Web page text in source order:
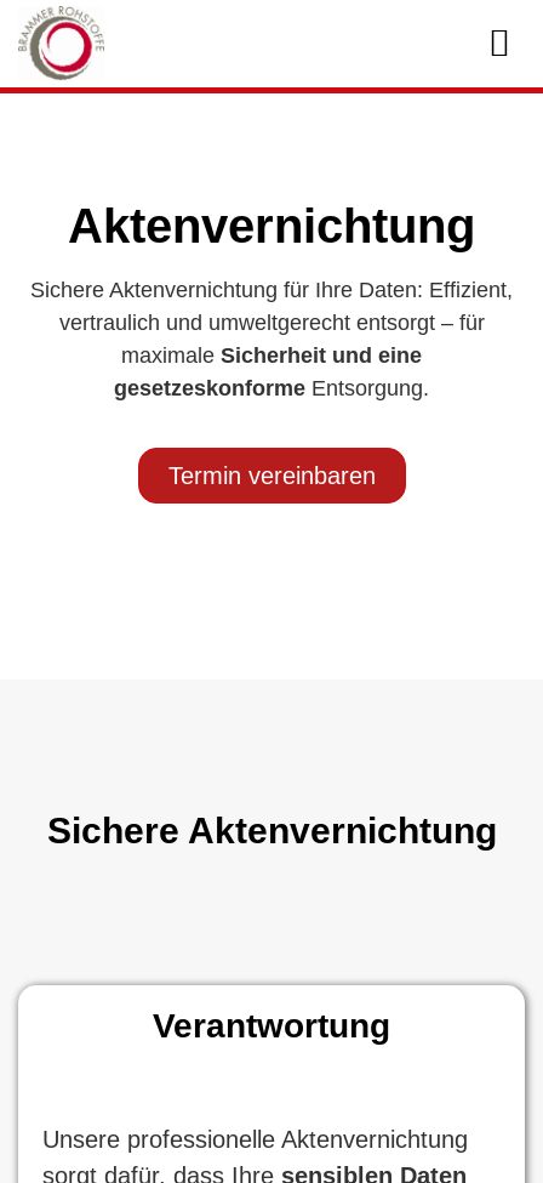
Aktenvernichtung
Sichere Aktenvernichtung für Ihre Daten: Effizient,
vertraulich und umweltgerecht entsorgt – für
maximale Sicherheit und eine
gesetzeskonforme Entsorgung.
Termin vereinbaren
Sichere Aktenvernichtung
Verantwortung
Unsere professionelle Aktenvernichtung
sorgt dafür, dass Ihre sensiblen Daten